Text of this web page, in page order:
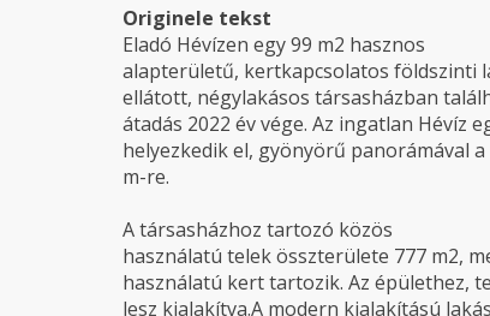
Originele tekst
Eladó Hévízen egy 99 m2 hasznos
alapterületű, kertkapcsolatos földszinti
ellátott, négylakásos társasházban
átadás 2022 év vége. Az ingatlan Hévíz
helyezkedik el, gyönyörű panorámával
m-re.
A társasházhoz tartozó közös
használatú telek összterülete 777 m2,
használatú kert tartozik. Az épülethez,
lesz kialakítva.A modern kialakítású lakás